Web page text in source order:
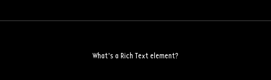
What’s a Rich Text element?